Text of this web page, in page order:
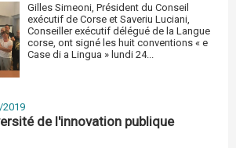
Gilles Simeoni, Président du Conseil
exécutif de Corse et Saveriu Luciani,
Conseiller exécutif délégué de la Langue
corse, ont signé les huit conventions « e
Case di a Lingua » lundi 24...
de l'innovation publique